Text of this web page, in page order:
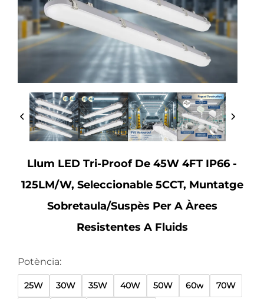
Llum LED Tri-Proof De 45W 4FT IP66 -
125LM/W, Seleccionable 5CCT, Muntatge
Sobretaula/suspès Per A Àrees
Resistentes A Fluids
Potència:
25W 30W 35W 40W 50W 60w 70W